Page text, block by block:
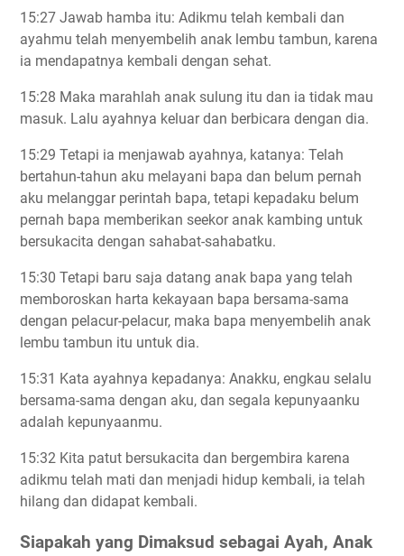
15:27 Jawab hamba itu: Adikmu telah kembali dan
ayahmu telah menyembelih anak lembu tambun, karena
ia mendapatnya kembali dengan sehat.
15:28 Maka marahlah anak sulung itu dan ia tidak mau
masuk. Lalu ayahnya keluar dan berbicara dengan dia.
15:29 Tetapi ia menjawab ayahnya, katanya: Telah
bertahun-tahun aku melayani bapa dan belum pernah
aku melanggar perintah bapa, tetapi kepadaku belum
pernah bapa memberikan seekor anak kambing untuk
bersukacita dengan sahabat-sahabatku.
15:30 Tetapi baru saja datang anak bapa yang telah
memboroskan harta kekayaan bapa bersama-sama
dengan pelacur-pelacur, maka bapa menyembelih anak
lembu tambun itu untuk dia.
15:31 Kata ayahnya kepadanya: Anakku, engkau selalu
bersama-sama dengan aku, dan segala kepunyaanku
adalah kepunyaanmu.
15:32 Kita patut bersukacita dan bergembira karena
adikmu telah mati dan menjadi hidup kembali, ia telah
hilang dan didapat kembali.
Siapakah yang Dimaksud sebagai Ayah, Anak